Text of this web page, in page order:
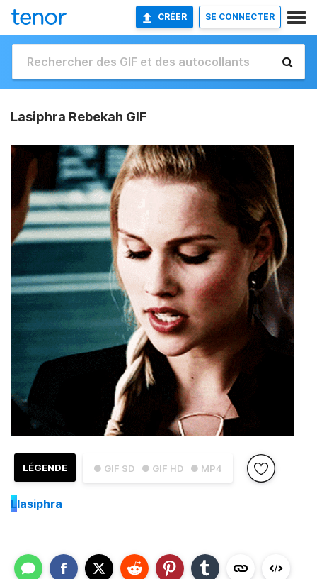
CRÉER SE CONNECTER
Lasiphra Rebekah GIF
● GIF SD ● GIF HD ● MP4
LÉGENDE
Llasiphra